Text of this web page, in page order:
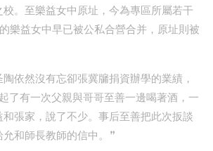
。至樂益女中原址，今為專區所屬若干
樂益女中早已被公私合營合并，原址則被
依然沒有忘卻張冀牖捐資辦學的業績，
了有一次父親與哥哥至善一邊喝著酒，一
張家，說了不少。事后至善把此次扳談
和師長教師的信中。”